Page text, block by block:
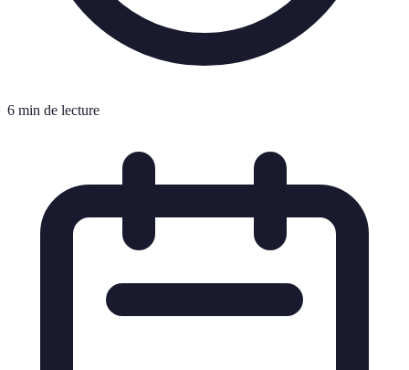
6 min de lecture